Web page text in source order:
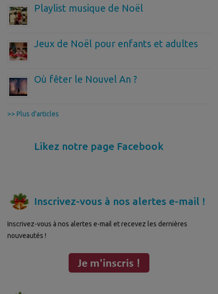
Playlist musique de Noël
Jeux de Noël pour enfants et adultes
Où fêter le Nouvel An ?
>> Plus d'articles
Likez notre page Facebook
Inscrivez-vous à nos alertes e-mail !
Inscrivez-vous à nos alertes e-mail et recevez les dernières
nouveautés !